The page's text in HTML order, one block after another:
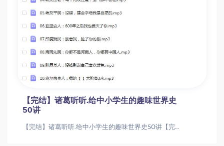
【完结】诸葛听听.给中小学生的趣味世界史
50讲
【完结】诸葛听听.给中小学生的趣味世界史50讲【完结】诸葛听听.给中小学生的趣味世界史50讲